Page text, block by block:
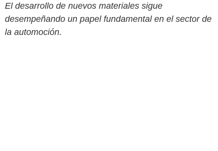
El desarrollo de nuevos materiales sigue
desempeñando un papel fundamental en el sector de
la automoción.